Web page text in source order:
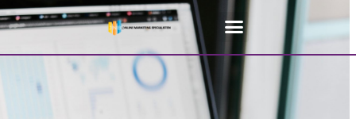
SEO Specialist Antwerpen